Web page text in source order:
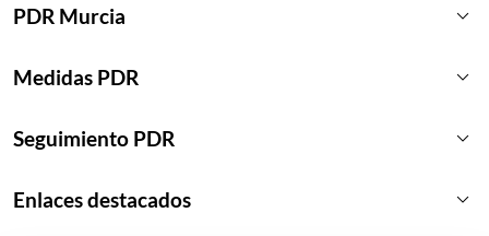
PDR Murcia keyboard_arrow_down
Medidas PDR keyboard_arrow_down
Seguimiento PDR keyboard_arrow_down
Enlaces destacados keyboard_arrow_down